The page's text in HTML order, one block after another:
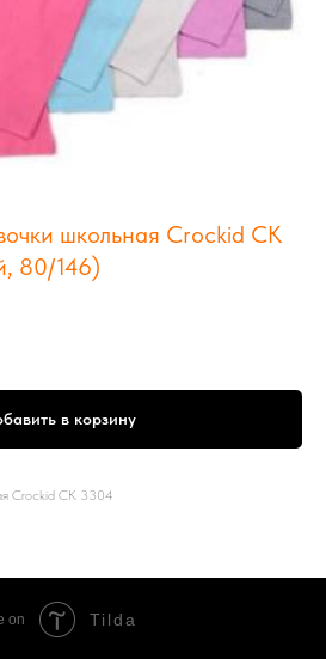
школьная Crockid СК
80/146)
в корзину
Crockid СК 3304
on Tilda